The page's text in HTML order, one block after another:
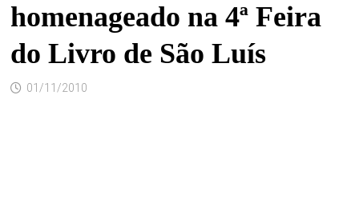
homenageado na 4ª Feira
do Livro de São Luís
01/11/2010